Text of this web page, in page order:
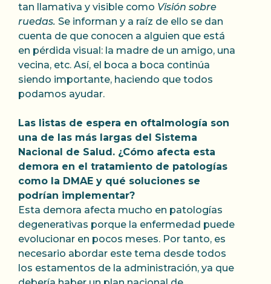
tan llamativa y visible como Visión sobre
ruedas. Se informan y a raíz de ello se dan
cuenta de que conocen a alguien que está
en pérdida visual: la madre de un amigo, una
vecina, etc. Así, el boca a boca continúa
siendo importante, haciendo que todos
podamos ayudar.
Las listas de espera en oftalmología son
una de las más largas del Sistema
Nacional de Salud. ¿Cómo afecta esta
demora en el tratamiento de patologías
como la DMAE y qué soluciones se
podrían implementar?
Esta demora afecta mucho en patologías
degenerativas porque la enfermedad puede
evolucionar en pocos meses. Por tanto, es
necesario abordar este tema desde todos
los estamentos de la administración, ya que